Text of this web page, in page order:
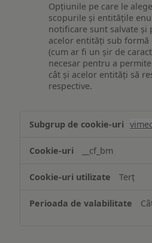
Opțiunile pe care le
scopurile și entitățile
notificare sunt salvate și
acelor entități sub
(cum ar fi un șir de
necesar pentru a
cât și acelor entități să
respective.
funcționalităților
ului
__cf_bm
Terț